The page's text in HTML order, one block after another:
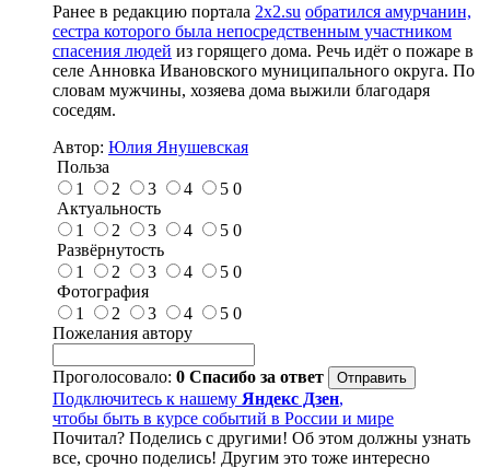
Ранее в редакцию портала 2x2.su обратился амурчанин,
сестра которого была непосредственным участником
спасения людей из горящего дома. Речь идёт о пожаре в
селе Анновка Ивановского муниципального округа. По
словам мужчины, хозяева дома выжили благодаря
соседям.
Автор: Юлия Янушевская
Польза
1
2 3 4 5 0
Актуальность
1
2 3 4 5 0
Развёрнутость
1
2 3 4 5 0
Фотография
1
2 3 4 5 0
Пожелания автору
Проголосовало: 0 Спасибо за ответ
Подключитесь к нашему Яндекс Дзен,
чтобы быть в курсе событий в России и мире
Почитал? Поделись с другими! Об этом должны узнать
все, срочно поделись! Другим это тоже интересно